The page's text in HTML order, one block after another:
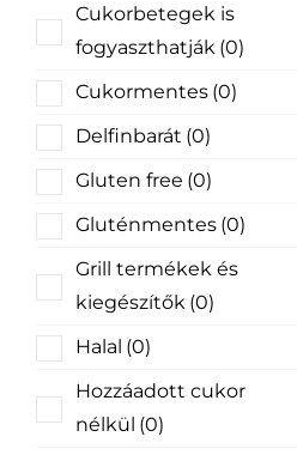
Cukorbetegek is
fogyaszthatják (0)
Cukormentes (0)
Delfinbarát (0)
Gluten free (0)
Gluténmentes (0)
Grill termékek és
kiegészítők (0)
Halal (0)
Hozzáadott cukor
nélkül (0)